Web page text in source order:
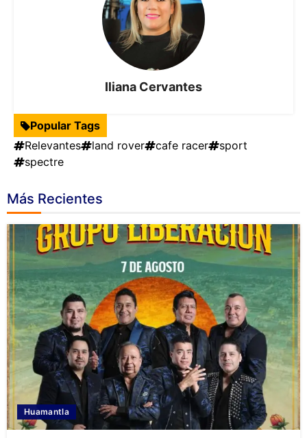
Iliana Cervantes
Popular Tags
Relevantes
land rover cafe racer
sport
spectre
Más Recientes
Huamantla